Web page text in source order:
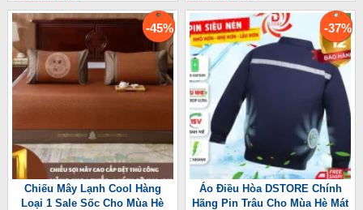
-45%
Chiếu Mây Lạnh Cool Hàng
Loại 1 Sale Sốc Cho Mùa Hè
-37%
Áo Điều Hòa DSTORE Chính
Hãng Pin Trâu Cho Mùa Hè Mát